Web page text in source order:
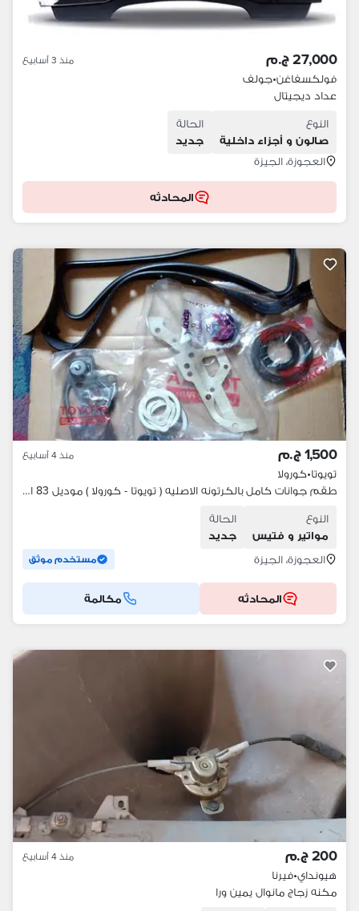
27,000 ج.م منذ 3 أسابيع
فولكسفاغن•جولف
عداد ديجيتال
النوع
صالون و أجزاء داخلية
الحالة
جديد
العجوزة، الجيزة
المحادثه
1,500 ج.م منذ 4 أسابيع
تويوتا•كورولا
طقم جوانات كامل بالكرتونه الاصليه ( تويوتا - كورولا ) موديل 83 الى2000
النوع
مواتير و فتيس
الحالة
جديد
العجوزة، الجيزة
مستخدم موثق
المحادثه مكالمة
200 ج.م منذ 4 أسابيع
هيونداي•فيرنا
مكنه زجاج مانوال يمين ورا